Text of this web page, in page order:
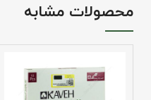
محصولات مشابه